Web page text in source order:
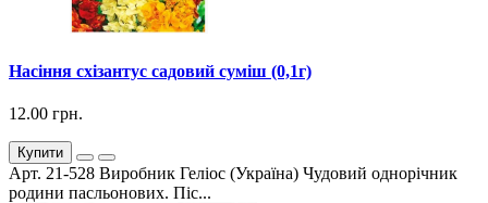
Насіння схізантус садовий суміш (0,1г)
12.00 грн.
Купити
Арт. 21-528 Виробник Геліос (Україна) Чудовий однорічник
родини пасльонових. Піс...